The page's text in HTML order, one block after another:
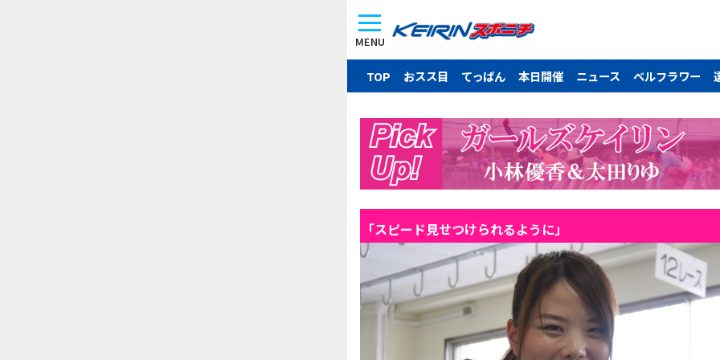
MENU
TOP おスス目 てっぱん 本日開催 ニュース ベルフラワー
「スピード見せつけられるように」